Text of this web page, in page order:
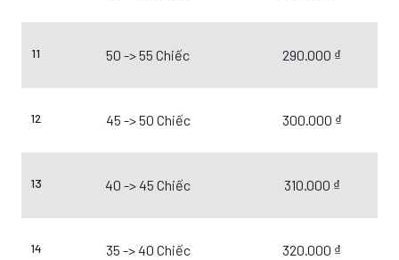
11 50 -> 55 Chiếc 290.000 ₫
12 45 -> 50 Chiếc 300.000 ₫
13 40 -> 45 Chiếc 310.000 ₫
14 35 -> 40 Chiếc 320.000 ₫